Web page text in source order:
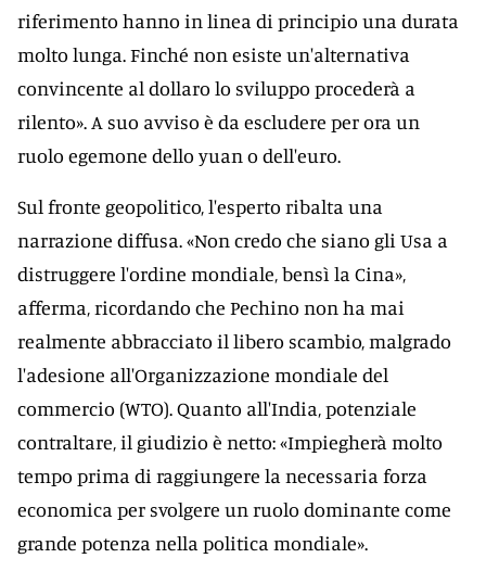
riferimento hanno in linea di principio una durata
molto lunga. Finché non esiste un'alternativa
convincente al dollaro lo sviluppo procederà a
rilento». A suo avviso è da escludere per ora un
ruolo egemone dello yuan o dell'euro.
Sul fronte geopolitico, l'esperto ribalta una
narrazione diffusa. «Non credo che siano gli Usa a
distruggere l'ordine mondiale, bensì la Cina»,
afferma, ricordando che Pechino non ha mai
realmente abbracciato il libero scambio, malgrado
l'adesione all'Organizzazione mondiale del
commercio (WTO). Quanto all'India, potenziale
contraltare, il giudizio è netto: «Impiegherà molto
tempo prima di raggiungere la necessaria forza
economica per svolgere un ruolo dominante come
grande potenza nella politica mondiale».